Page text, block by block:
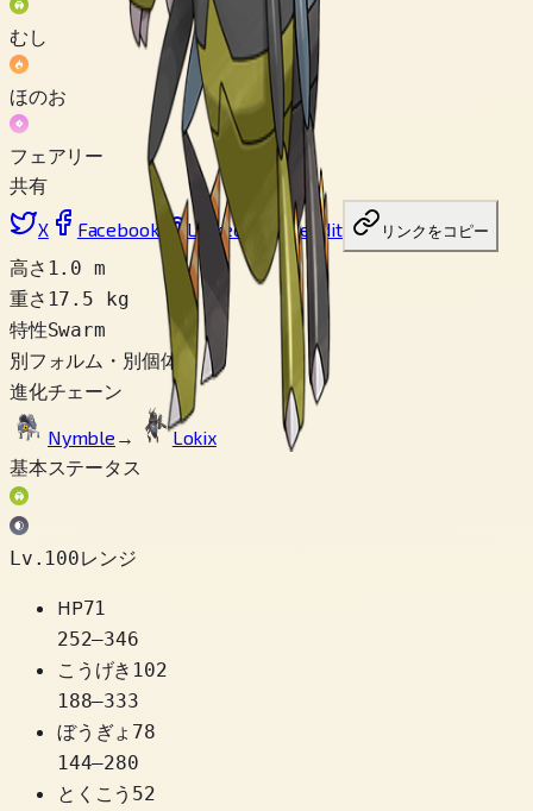
むし
ほのお
フェアリー
共有
X
Facebook LinkedIn Reddit リンクをコピー
高さ 1.0 m
重さ 17.5 kg
特性Swarm
別フォルム・別個体
進化チェーン
Nymble →
Lokix
基本ステータス
Lv.100レンジ
HP71
252–346
こうげき 102
188–333
ぼうぎょ 78
144–280
とくこう 52